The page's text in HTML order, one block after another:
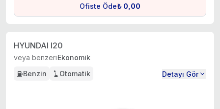
Ofiste Öde₺ 0,00
HYUNDAI I20
veya benzeriEkonomik
Benzin
Otomatik Detayı Gör